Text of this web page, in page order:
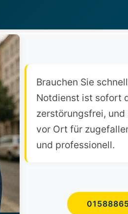
Brauchen Sie
Notdienst ist sofort
zerstörungsfrei,
vor Ort für
und professionell.